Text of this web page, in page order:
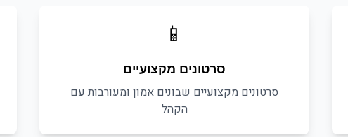
📱
סרטונים מקצועיים
סרטונים מקצועיים שבונים אמון ומעורבות עם
הקהל